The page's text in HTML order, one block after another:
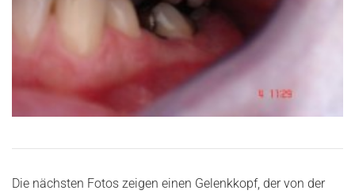
Die nächsten Fotos zeigen einen Gelenkkopf, der von der